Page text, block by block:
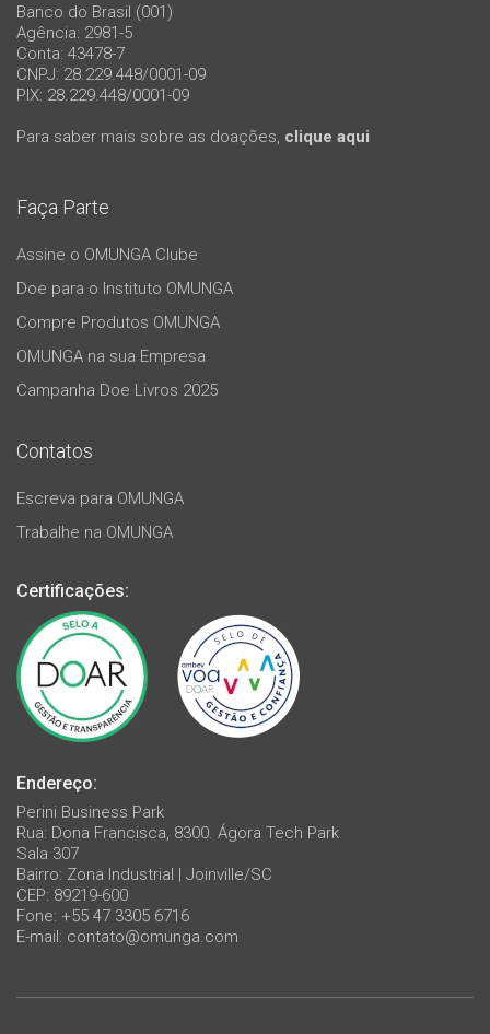
Banco do Brasil (001)
Agência: 2981-5
Conta: 43478-7
CNPJ: 28.229.448/0001-09
PIX: 28.229.448/0001-09
Para saber mais sobre as doações, clique aqui
Faça Parte
Assine o OMUNGA Clube
Doe para o Instituto OMUNGA
Compre Produtos OMUNGA
OMUNGA na sua Empresa
Campanha Doe Livros 2025
Contatos
Escreva para OMUNGA
Trabalhe na OMUNGA
Certificações:
Endereço:
Perini Business Park
Rua: Dona Francisca, 8300. Ágora Tech Park
Sala 307
Bairro: Zona Industrial | Joinville/SC
CEP: 89219-600
Fone: +55 47 3305 6716
E-mail: contato@omunga.com